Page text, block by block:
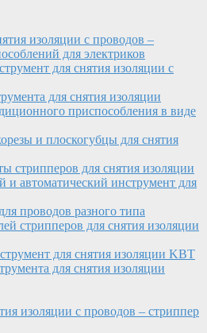
изоляции с проводов –
для электриков
для снятия изоляции с
для снятия изоляции
приспособления в виде
и плоскогубцы для снятия
стрипперов для снятия изоляции
и автоматический инструмент для
проводов разного типа
стрипперов для снятия изоляции
для снятия изоляции KBT
для снятия изоляции
изоляции с проводов – стриппер